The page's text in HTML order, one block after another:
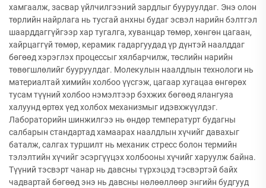
хамгаалж, засвар үйлчилгээний зардлыг бууруулдаг. Энэ олон
төрлийн найрлага нь тусгай анхны будаг эсвэл нарийн бэлтгэл
шаарддаггүйгээр хар тугалга, хуванцар төмөр, хөнгөн цагаан,
хайрцаггүй төмөр, керамик гадаргуудад үр дүнтэй наалддаг
бөгөөд хэрэглэх процессыг хялбарчилж, төслийн нарийн
төвөгшлөлийг бууруулдаг. Молекулын наалдлын технологи нь
материалтай химийн холбоо үүсгэж, цагаар хугацаа өнгөрөх
тусам түүний холбоо нэмэлтээр бэхжих бөгөөд ялангуяа
халуунд өртөх үед холбох механизмыг идэвхжүүлдэг.
Лабораторийн шинжилгээ нь өндөр температурт будагны
салбарын стандартад хамаарах наалдлын хүчийг давахыг
баталж, салгах туршилт нь механик стресс болон термийн
тэлэлтийн хүчийг эсэргүүцэх холбооны хүчийг харуулж байна.
Түүний тэсвэрт чанар нь давсны түрхэцэд тэсвэртэй байх
чадвартай бөгөөд энэ нь давсны нөлөөллөөр энгийн будгууд